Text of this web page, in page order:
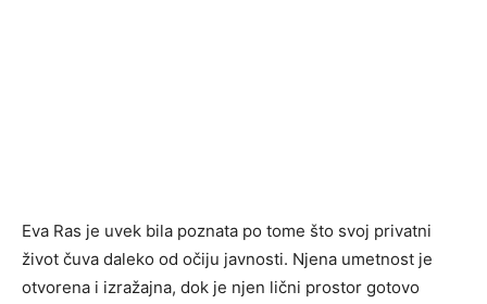
Eva Ras je uvek bila poznata po tome što svoj privatni
život čuva daleko od očiju javnosti. Njena umetnost je
otvorena i izražajna, dok je njen lični prostor gotovo